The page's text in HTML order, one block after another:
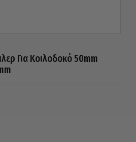
Για Κοιλοδοκό 50mm